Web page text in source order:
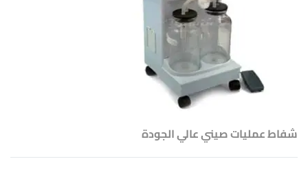
شفاط عمليات صيني عالي الجودة